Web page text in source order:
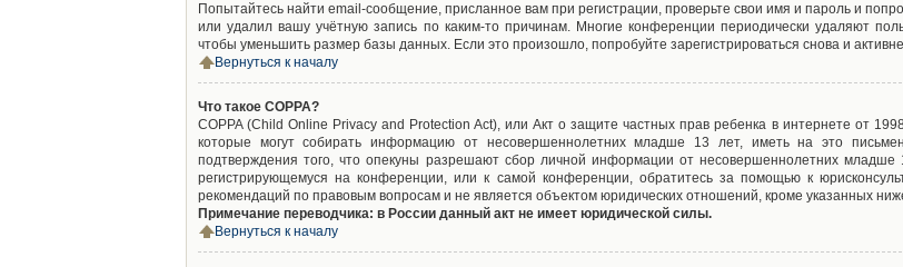
Попытайтесь найти email-сообщение, присланное вам при регистрации, проверьте свои имя и пароль и
или удалил вашу учётную запись по каким-то причинам. Многие конференции периодически удаляют
чтобы уменьшить размер базы данных. Если это произошло, попробуйте зарегистрироваться снова и
Вернуться к началу
Что такое COPPA?
COPPA (Child Online Privacy and Protection Act), или Акт о защите частных прав ребенка в интернете от
которые могут собирать информацию от несовершеннолетних младше 13 лет, иметь на это
подтверждения того, что опекуны разрешают сбор личной информации от несовершеннолетних
регистрирующемуся на конференции, или к самой конференции, обратитесь за помощью к
рекомендаций по правовым вопросам и не является объектом юридических отношений, кроме указанных
Примечание переводчика: в России данный акт не имеет юридической силы.
Вернуться к началу